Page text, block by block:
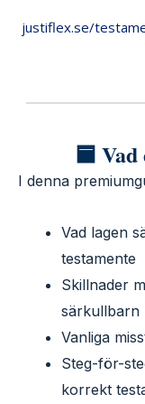
justiflex.se/
🟦
I denna
Vad lagen
testamente
Skillnader
särkullbarn
Vanliga
Steg-för-
korrekt